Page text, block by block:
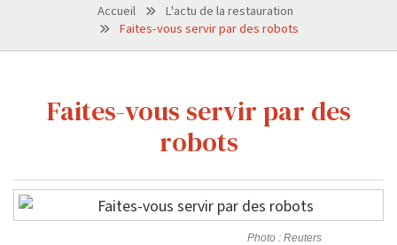
Accueil
L'actu de la restauration
Faites-vous servir par des robots
Faites-vous servir par des
robots
Photo : Reuters